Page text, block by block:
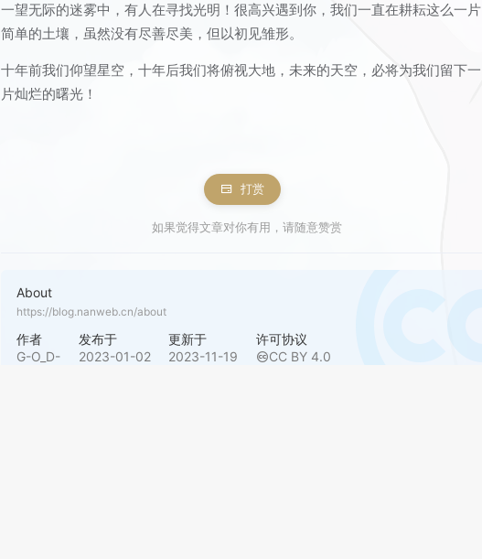
一望无际的迷雾中，有人在寻找光明！很高兴遇到你，我们一直在耕耘这么一片
简单的土壤，虽然没有尽善尽美，但以初见雏形。
十年前我们仰望星空，十年后我们将俯视大地，未来的天空，必将为我们留下一
片灿烂的曙光！
打赏
如果觉得文章对你有用，请随意赞赏
About
https://blog.nanweb.cn/about
作者
G-O_D-
发布于
2023-01-02
更新于
2023-11-19
许可协议
CC BY 4.0